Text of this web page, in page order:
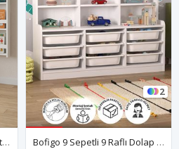
Bofigo Oyuncak Dolabı Ve Kitaplık Seti 9 Sepetli Oyuncak Dolabı Duvara Monte Kitaplık Çağla & Montessori Beyaz
2
Bofigo 9 Sepetli 9 Raflı Dolap Çok Amaçlı Dolap Oyuncak Dolabı Almina Beyaz